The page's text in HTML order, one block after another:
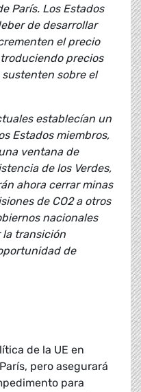
París. Los Estados
de desarrollar
el precio
precios
sobre el
establecían un
Estados miembros,
ventana de
de los Verdes,
ahora cerrar minas
de CO2 a otros
nacionales
la transición
de
de la UE en
pero asegurará
para